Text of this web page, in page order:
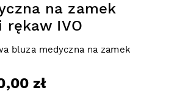
na zamek
rękaw IVO
bluza medyczna na zamek
zł